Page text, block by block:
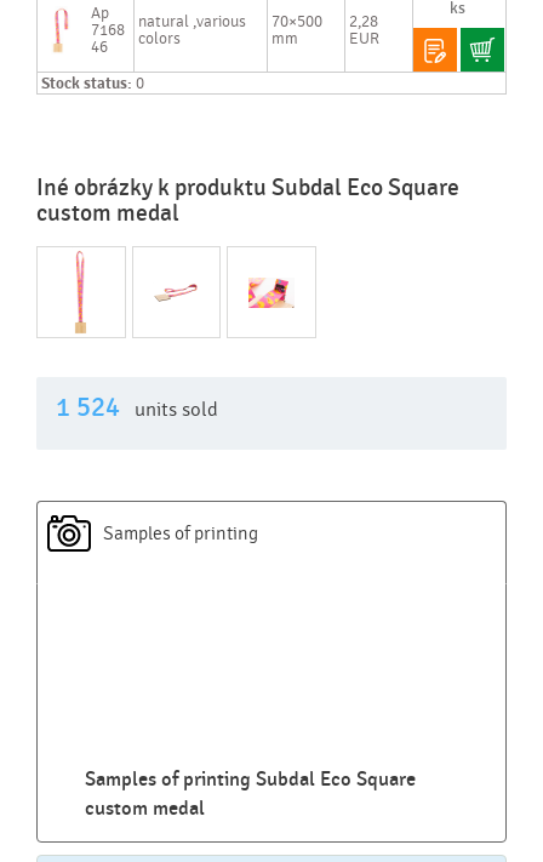
Ap
7168
46
natural ,various
colors
70×500
mm
2,28
EUR
Stock status: 0
Iné obrázky k produktu Subdal Eco Square
custom medal
1 524 units sold
Samples of printing
Samples of printing Subdal Eco Square
custom medal